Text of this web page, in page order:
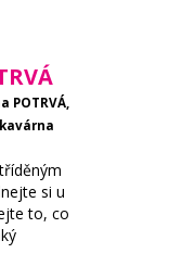
POTRVÁ,
si u
to, co